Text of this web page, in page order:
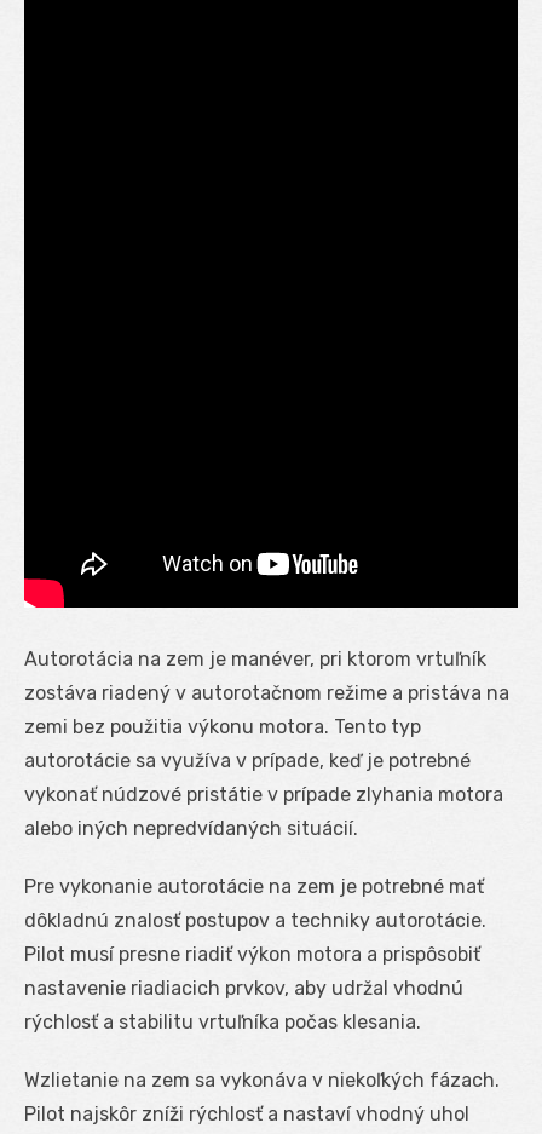
Autorotácia na zem je manéver, pri ktorom vrtuľník
zostáva riadený v autorotačnom režime a pristáva na
zemi bez použitia výkonu motora. Tento typ
autorotácie sa využíva v prípade, keď je potrebné
vykonať núdzové pristátie v prípade zlyhania motora
alebo iných nepredvídaných situácií.
Pre vykonanie autorotácie na zem je potrebné mať
dôkladnú znalosť postupov a techniky autorotácie.
Pilot musí presne riadiť výkon motora a prispôsobiť
nastavenie riadiacich prvkov, aby udržal vhodnú
rýchlosť a stabilitu vrtuľníka počas klesania.
Wzlietanie na zem sa vykonáva v niekoľkých fázach.
Pilot najskôr zníži rýchlosť a nastaví vhodný uhol